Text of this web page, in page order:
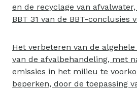
en de recyclage van
BBT 31 van de BBT-conclusies
Het verbeteren van de
van de afvalbehandeling, met
emissies in het milieu te
beperken, door de toepassing